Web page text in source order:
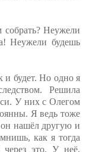
Неужели
Неужели будешь
будет. Но одно я
Решила
У них с Олегом
Я ведь тоже
нашёл другую и
как я тогда
это. У неё,